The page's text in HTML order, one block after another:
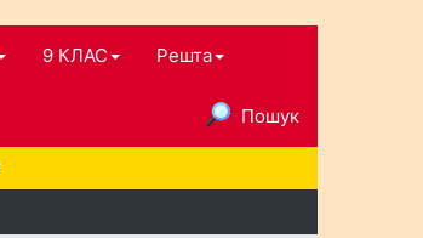
9 КЛАС Решта
Пошук